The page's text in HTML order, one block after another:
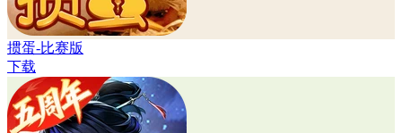
掼蛋-比赛版
下载